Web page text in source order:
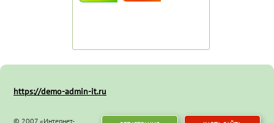
https://demo-admin-it.ru
© 2007 «Интернет-